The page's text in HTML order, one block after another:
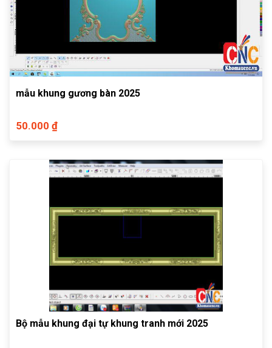
mẫu khung gương bàn 2025
50.000 ₫
Bộ mẫu khung đại tự khung tranh mới 2025